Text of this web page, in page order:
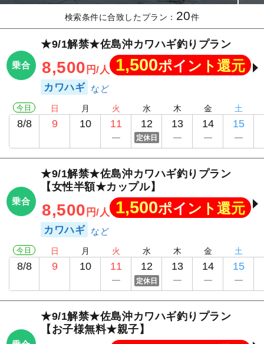
検索条件に合致したプラン： 20件
乗合
★9/1解禁★佐島沖カワハギ釣りプラン
8,500 円/人 1,500ポイント還元
カワハギ
今日
8/8
日
9
月
10
火
11
水
12
定休日
木
13
金
14
土
15
乗合
★9/1解禁★佐島沖カワハギ釣りプラン
【女性半額★カップル】
8,500 円/人 1,500ポイント還元
カワハギ
今日
8/8
日
9
月
10
火
11
水
12
定休日
木
13
金
14
土
15
★9/1解禁★佐島沖カワハギ釣りプラン
【お子様無料★親子】